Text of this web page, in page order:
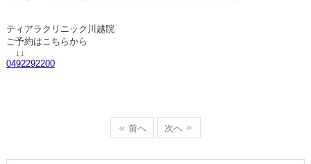
ティアラクリニック川越院
ご予約はこちらから
↓↓
0492292200
前へ 次へ